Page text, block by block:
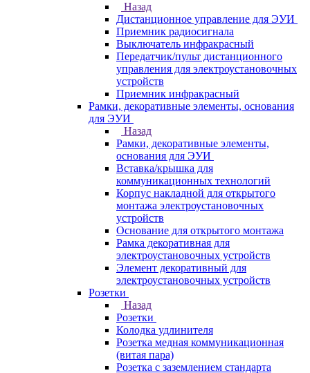
Назад
Дистанционное управление для ЭУИ
Приемник радиосигнала
Выключатель инфракрасный
Передатчик/пульт дистанционного
управления для электроустановочных
устройств
Приемник инфракрасный
Рамки, декоративные элементы, основания
для ЭУИ
Назад
Рамки, декоративные элементы,
основания для ЭУИ
Вставка/крышка для
коммуникационных технологий
Корпус накладной для открытого
монтажа электроустановочных
устройств
Основание для открытого монтажа
Рамка декоративная для
электроустановочных устройств
Элемент декоративный для
электроустановочных устройств
Розетки
Назад
Розетки
Колодка удлинителя
Розетка медная коммуникационная
(витая пара)
Розетка с заземлением стандарта